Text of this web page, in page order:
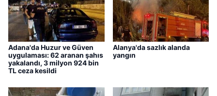
Adana'da Huzur ve Güven
uygulaması: 62 aranan şahıs
yakalandı, 3 milyon 924 bin
TL ceza kesildi
Alanya'da sazlık alanda
yangın